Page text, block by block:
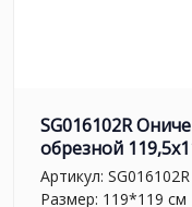
SG016102R
обрезной
Артикул: SG016102R
Размер: 119*119 см